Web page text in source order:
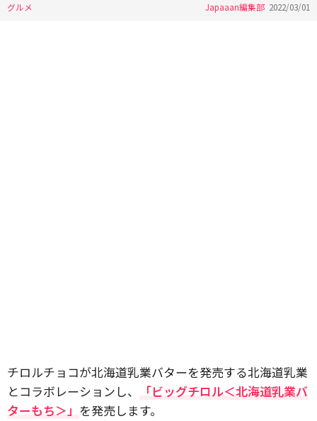
グルメ Japaaan編集部 2022/03/01
チロルチョコが北海道乳業バターを発売する北海道乳業
とコラボレーションし、
「ビッグチロル＜北海道乳業バ
ターもち＞」 を発売します。